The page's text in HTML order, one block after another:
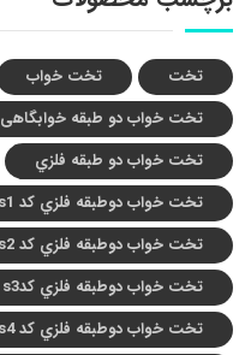
تخت تخت خواب
تخت خواب دو طبقه خوابگاهی
تخت خواب دو طبقه فلزي
تخت خواب دوطبقه فلزي کد s1
تخت خواب دوطبقه فلزي کد s2
تخت خواب دوطبقه فلزي کدs3
تخت خواب دوطبقه فلزي کد s4